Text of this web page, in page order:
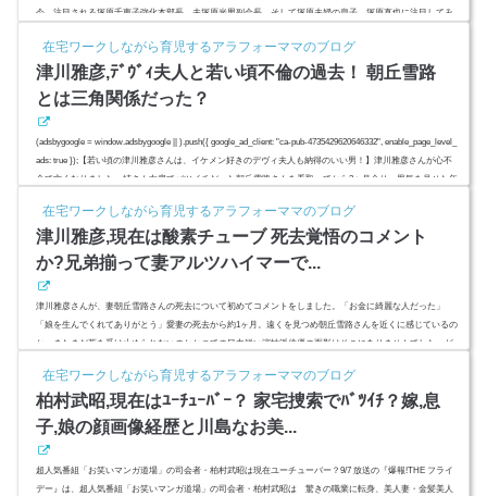
今、注目される塚原千恵子強化本部長、夫塚原光男副会長、そして塚原夫婦の息子、塚原直也に注目してみ
いうこと？ (ads...
在宅ワークしながら育児するアラフォーママのブログ
津川雅彦,ﾃﾞｳﾞｨ夫人と若い頃不倫の過去！ 朝丘雪路
とは三角関係だった？
(adsbygoogle = window.adsbygoogle || ).push({ google_ad_client: "ca-pub-4735429620646332", enable_page_level_
ads: true });【若い頃の津川雅彦さんは、イケメン好きのデヴィ夫人も納得のいい男！】津川雅彦さんが心不
全で亡くなりました。姉さん女房でバツイチだった朝丘雪路さんを看取ってから3ヶ月余り。男気を見せた年
頃の顔画像は？朝丘雪路さんとは三角関係だった？スポンサーリ...
在宅ワークしながら育児するアラフォーママのブログ
津川雅彦,現在は酸素チューブ 死去覚悟のコメント
か?兄弟揃って妻アルツハイマーで...
津川雅彦さんが、妻朝丘雪路さんの死去について初めてコメントをしました。「お金に綺麗な人だった」
「娘を生んでくれてありがとう」愛妻の死去から約1ヶ月。遠くを見つめ朝丘雪路さんを近くに感じているの
か、またまだ死を受け止められないのかかつての目力鋭い演技派俳優の面影はそこにありませんでした。ど
雅彦さんの現在の状況は?病状悪化?妻を看取って自身の死去を悟ったのか?調べてみました。スポンサーリン
ク(adsbygoogle = ...
在宅ワークしながら育児するアラフォーママのブログ
柏村武昭,現在はﾕｰﾁｭｰﾊﾞｰ？ 家宅捜索でﾊﾞﾂｲﾁ？嫁,息
子,娘の顔画像経歴と川島なお美...
超人気番組「お笑いマンガ道場」の司会者・柏村武昭は現在ユーチューバー？9/7 放送の『爆報!THE フライ
デー』は、超人気番組「お笑いマンガ道場」の司会者・柏村武昭は 驚きの職業に転身、美人妻・金髪美人